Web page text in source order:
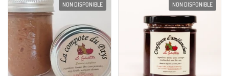
NON DISPONIBLE NON DISPONIBLE